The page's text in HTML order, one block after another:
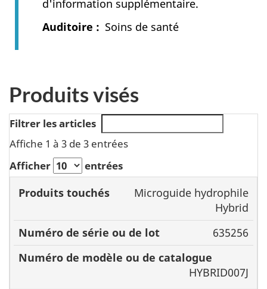
d'information supplémentaire.
Auditoire
Soins de santé
Produits visés
Filtrer les articles
Affiche 1 à 3 de 3 entrées
Afficher
entrées
touchés
Numéro
ou de
lot
modèle ou de
catalogue
Microguide hydrophile
Hybrid
635256
HYBRID007J